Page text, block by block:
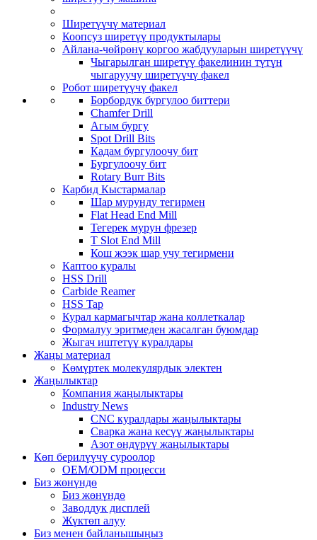
Ширетүүчү материал
Коопсуз ширетүү продуктылары
Айлана-чөйрөнү коргоо жабдууларын ширетүүчү
Чыгарылган ширетүү факелинин түтүн
чыгаруучу ширетүүчү факел
Робот ширетүүчү факел
Борбордук бургулоо биттери
Chamfer Drill
Агым бургу
Spot Drill Bits
Кадам бургулоочу бит
Бургулоочу бит
Rotary Burr Bits
Карбид Кыстармалар
Шар мурунду тегирмен
Flat Head End Mill
Тегерек мурун фрезер
T Slot End Mill
Кош жээк шар учу тегирмени
Каптоо куралы
HSS Drill
Carbide Reamer
HSS Tap
Курал кармагычтар жана коллеткалар
Формалуу эритмеден жасалган буюмдар
Жыгач иштетүү куралдары
Жаңы материал
Көмүртек молекулярдык электен
Жаңылыктар
Компания жаңылыктары
Industry News
CNC куралдары жаңылыктары
Сварка жана кесүү жаңылыктары
Азот өндүрүү жаңылыктары
Көп берилүүчү суроолор
OEM/ODM процесси
Биз жөнүндө
Биз жөнүндө
Заводдук дисплей
Жүктөп алуу
Биз менен байланышыңыз